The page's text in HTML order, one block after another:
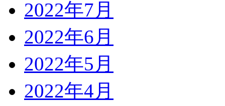
2022年7月
2022年6月
2022年5月
2022年4月